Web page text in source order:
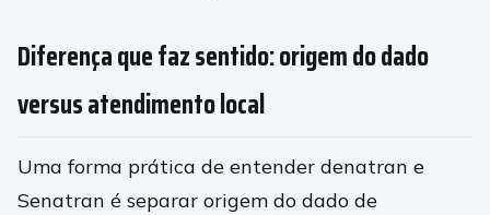
Diferença que faz sentido: origem do dado
versus atendimento local
Uma forma prática de entender denatran e
Senatran é separar origem do dado de